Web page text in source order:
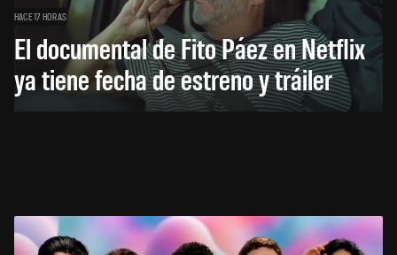
HACE 17 HORAS
El documental de Fito Páez en Netflix
ya tiene fecha de estreno y tráiler